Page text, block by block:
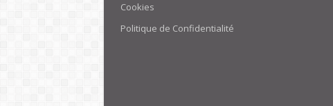
Cookies
Politique de Confidentialité